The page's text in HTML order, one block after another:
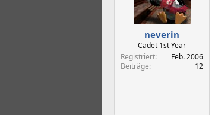
neverin
Cadet 1st Year
Registriert
Feb. 2006
Beiträge
12